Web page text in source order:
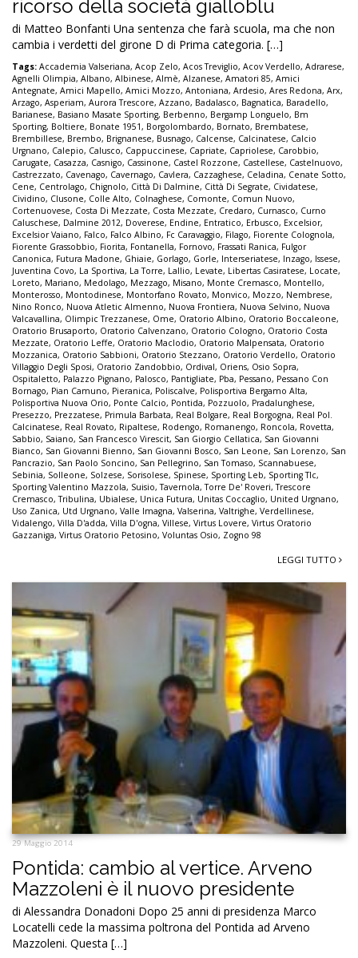
ricorso della società gialloblu
di Matteo Bonfanti Una sentenza che farà scuola, ma che non
cambia i verdetti del girone D di Prima categoria. […]
Tags: Accademia Valseriana, Acop Zelo, Acos Treviglio, Acov Verdello, Adrarese,
Agnelli Olimpia, Albano, Albinese, Almè, Alzanese, Amatori 85, Amici
Antegnate, Amici Mapello, Amici Mozzo, Antoniana, Ardesio, Ares Redona, Arx,
Arzago, Asperiam, Aurora Trescore, Azzano, Badalasco, Bagnatica, Baradello,
Barianese, Basiano Masate Sporting, Berbenno, Bergamp Longuelo, Bm
Sporting, Boltiere, Bonate 1951, Borgolombardo, Bornato, Brembatese,
Brembillese, Brembo, Brignanese, Busnago, Calcense, Calcinatese, Calcio
Urgnano, Calepio, Calusco, Cappuccinese, Capriate, Capriolese, Carobbio,
Carugate, Casazza, Casnigo, Cassinone, Castel Rozzone, Castellese, Castelnuovo,
Castrezzato, Cavenago, Cavernago, Cavlera, Cazzaghese, Celadina, Cenate Sotto,
Cene, Centrolago, Chignolo, Città Di Dalmine, Città Di Segrate, Cividatese,
Cividino, Clusone, Colle Alto, Colnaghese, Comonte, Comun Nuovo,
Cortenuovese, Costa Di Mezzate, Costa Mezzate, Credaro, Curnasco, Curno
Caluschese, Dalmine 2012, Doverese, Endine, Entratico, Erbusco, Excelsior,
Excelsior Vaiano, Falco, Falco Albino, Fc Caravaggio, Filago, Fiorente Colognola,
Fiorente Grassobbio, Fiorita, Fontanella, Fornovo, Frassati Ranica, Fulgor
Canonica, Futura Madone, Ghiaie, Gorlago, Gorle, Interseriatese, Inzago, Issese,
Juventina Covo, La Sportiva, La Torre, Lallio, Levate, Libertas Casiratese, Locate,
Loreto, Mariano, Medolago, Mezzago, Misano, Monte Cremasco, Montello,
Monterosso, Montodinese, Montorfano Rovato, Monvico, Mozzo, Nembrese,
Nino Ronco, Nuova Atletic Almenno, Nuova Frontiera, Nuova Selvino, Nuova
Valcavallina, Olimpic Trezzanese, Ome, Oratorio Albino, Oratorio Boccaleone,
Oratorio Brusaporto, Oratorio Calvenzano, Oratorio Cologno, Oratorio Costa
Mezzate, Oratorio Leffe, Oratorio Maclodio, Oratorio Malpensata, Oratorio
Mozzanica, Oratorio Sabbioni, Oratorio Stezzano, Oratorio Verdello, Oratorio
Villaggio Degli Sposi, Oratorio Zandobbio, Ordival, Oriens, Osio Sopra,
Ospitaletto, Palazzo Pignano, Palosco, Pantigliate, Pba, Pessano, Pessano Con
Bornago, Pian Camuno, Pieranica, Poliscalve, Polisportiva Bergamo Alta,
Polisportiva Nuova Orio, Ponte Calcio, Pontida, Pozzuolo, Pradalunghese,
Presezzo, Prezzatese, Primula Barbata, Real Bolgare, Real Borgogna, Real Pol.
Calcinatese, Real Rovato, Ripaltese, Rodengo, Romanengo, Roncola, Rovetta,
Sabbio, Saiano, San Francesco Virescit, San Giorgio Cellatica, San Giovanni
Bianco, San Giovanni Bienno, San Giovanni Bosco, San Leone, San Lorenzo, San
Pancrazio, San Paolo Soncino, San Pellegrino, San Tomaso, Scannabuese,
Sebinia, Solleone, Solzese, Sorisolese, Spinese, Sporting Leb, Sporting Tlc,
Sporting Valentino Mazzola, Suisio,Tavernola,Torre De' Roveri,Trescore
Cremasco,Tribulina, Ubialese, Unica Futura, Unitas Coccaglio, United Urgnano,
Uso Zanica, Utd Urgnano, Valle Imagna, Valserina, Valtrighe, Verdellinese,
Vidalengo, Villa D'adda, Villa D'ogna, Villese, Virtus Lovere, Virtus Oratorio
Gazzaniga, Virtus Oratorio Petosino, Voluntas Osio, Zogno 98
LEGGI TUTTO
29 Maggio 2014
Pontida: cambio al vertice. Arveno
Mazzoleni è il nuovo presidente
di Alessandra Donadoni Dopo 25 anni di presidenza Marco
Locatelli cede la massima poltrona del Pontida ad Arveno
Mazzoleni. Questa […]